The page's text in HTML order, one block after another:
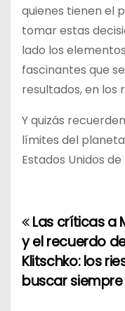
quienes tienen el
tomar estas
lado los
fascinantes que
resultados, en los
Y quizás
límites del
Estados Unidos
N
a
v
Las críticas a
y el recuerdo
Klitschko: los
buscar siempre